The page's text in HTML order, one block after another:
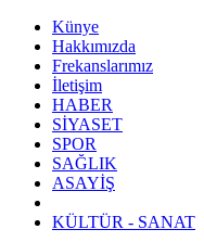
Künye
Hakkımızda
Frekanslarımız
İletişim
HABER
SİYASET
SPOR
SAĞLIK
ASAYİŞ
KÜLTÜR - SANAT